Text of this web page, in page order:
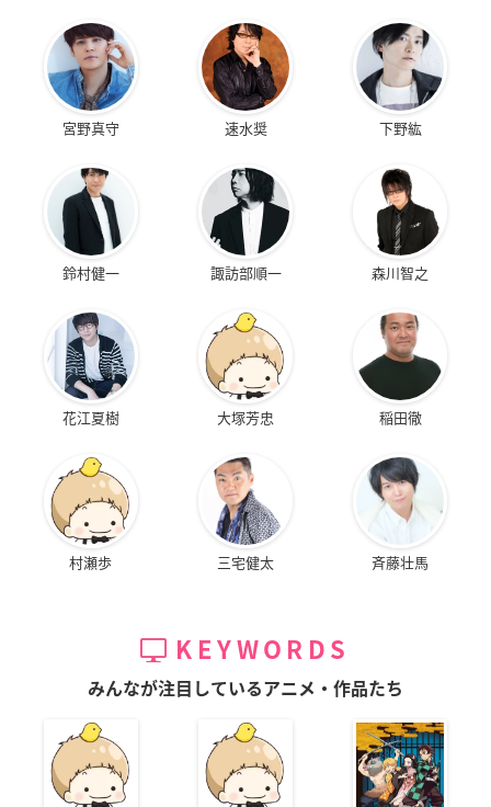
宮野真守 速水奨 下野紘
鈴村健一 諏訪部順一 森川智之
花江夏樹 大塚芳忠 稲田徹
村瀬歩 三宅健太 斉藤壮馬
KEYWORDS
みんなが注目しているアニメ・作品たち